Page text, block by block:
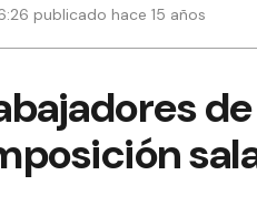
publicado hace 15 años